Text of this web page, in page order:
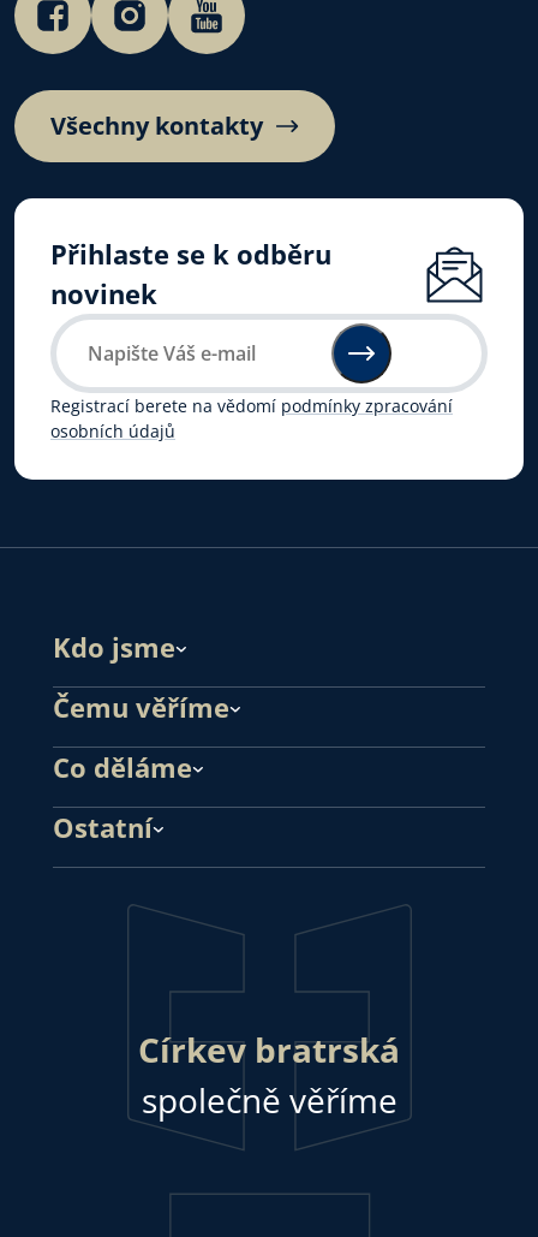
Všechny kontakty
Přihlaste se k odběru
novinek
Registrací berete na vědomí podmínky zpracování
osobních údajů
Kdo jsme
Čemu věříme
Co děláme
Ostatní
Církev bratrská
společně věříme